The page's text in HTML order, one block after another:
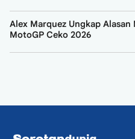
Alex Marquez Ungkap
MotoGP Ceko 2026